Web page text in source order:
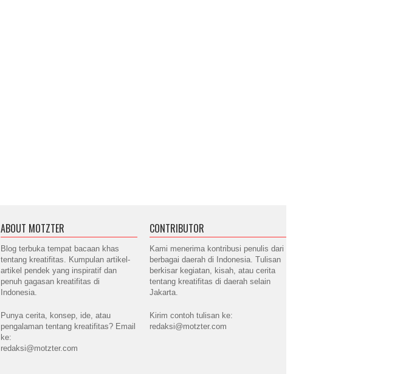
ABOUT MOTZTER
Blog terbuka tempat bacaan khas
tentang kreatifitas. Kumpulan artikel-
artikel pendek yang inspiratif dan
penuh gagasan kreatifitas di
Indonesia.
Punya cerita, konsep, ide, atau
pengalaman tentang kreatifitas? Email
ke:
redaksi@motzter.com
CONTRIBUTOR
Kami menerima kontribusi penulis dari
berbagai daerah di Indonesia. Tulisan
berkisar kegiatan, kisah, atau cerita
tentang kreatifitas di daerah selain
Jakarta.
Kirim contoh tulisan ke:
redaksi@motzter.com